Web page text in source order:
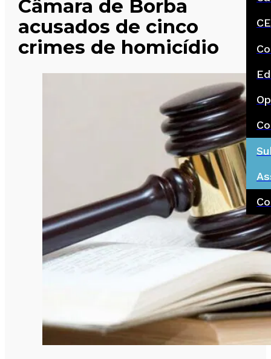
Câmara de Borba
acusados de cinco
crimes de homicídio